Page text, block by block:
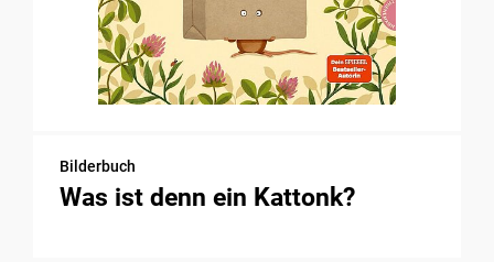
Bilderbuch
Was ist denn ein Kattonk?